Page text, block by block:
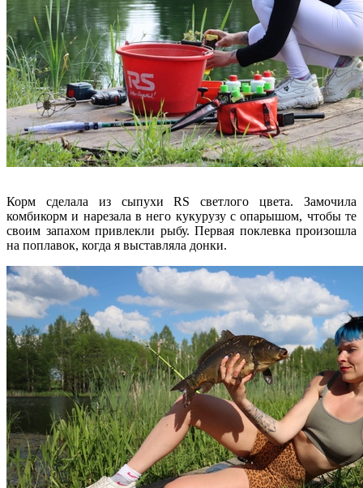
Корм сделала из сыпухи RS светлого цвета. Замочила
комбикорм и нарезала в него кукурузу с опарышом, чтобы те
своим запахом привлекли рыбу. Первая поклевка произошла
на поплавок, когда я выставляла донки.